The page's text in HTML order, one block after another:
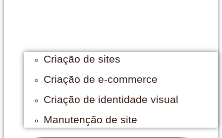
Criação de sites
Criação de e-commerce
Criação de identidade visual
Manutenção de site